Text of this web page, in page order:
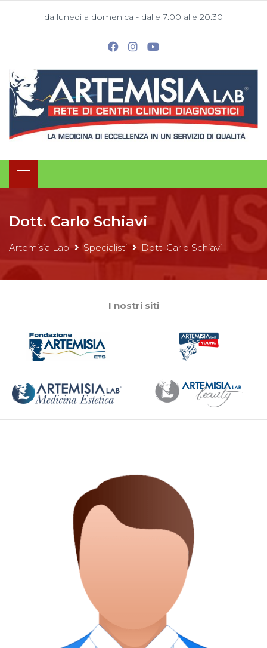
da lunedì a domenica - dalle 7:00 alle 20:30
Dott. Carlo Schiavi
Artemisia Lab Specialisti Dott. Carlo Schiavi
I nostri siti